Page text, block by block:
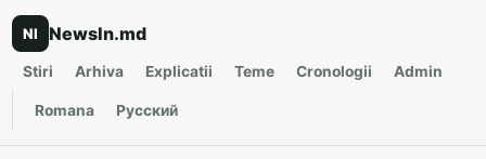
NI NewsIn.md
Stiri Arhiva Explicatii Teme Cronologii Admin
Romana Русский